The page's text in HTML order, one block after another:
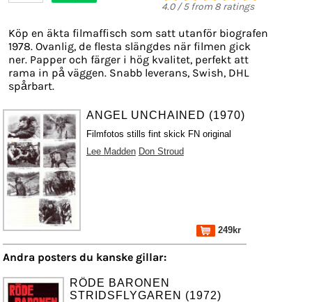
4.0/5from 8 ratings
Köp en äkta filmaffisch som satt utanför biografen
1978. Ovanlig, de flesta slängdes när filmen gick
ner. Papper och färger i hög kvalitet, perfekt att
rama in på väggen. Snabb leverans, Swish, DHL
spårbart.
ANGEL UNCHAINED (1970)
Filmfotos stills fint skick FN original
Lee Madden Don Stroud
249kr
Andra posters du kanske gillar:
RÖDE BARONEN
STRIDSFLYGAREN (1972)